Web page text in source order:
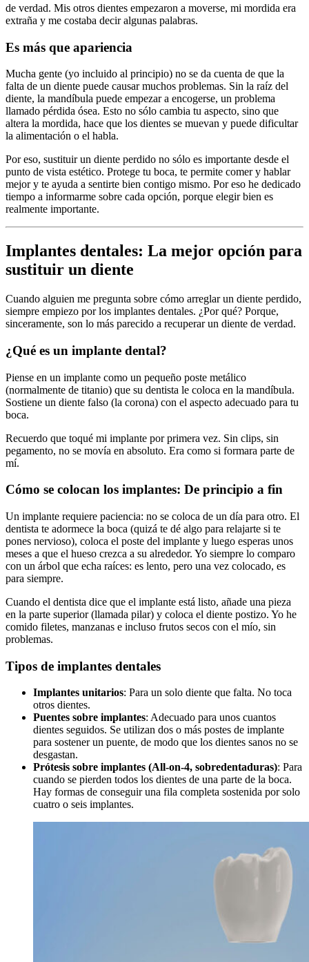
de verdad. Mis otros dientes empezaron a moverse, mi mordida era
extraña y me costaba decir algunas palabras.
Es más que apariencia
Mucha gente (yo incluido al principio) no se da cuenta de que la
falta de un diente puede causar muchos problemas. Sin la raíz del
diente, la mandíbula puede empezar a encogerse, un problema
llamado pérdida ósea. Esto no sólo cambia tu aspecto, sino que
altera la mordida, hace que los dientes se muevan y puede dificultar
la alimentación o el habla.
Por eso, sustituir un diente perdido no sólo es importante desde el
punto de vista estético. Protege tu boca, te permite comer y hablar
mejor y te ayuda a sentirte bien contigo mismo. Por eso he dedicado
tiempo a informarme sobre cada opción, porque elegir bien es
realmente importante.
Implantes dentales: La mejor opción para
sustituir un diente
Cuando alguien me pregunta sobre cómo arreglar un diente perdido,
siempre empiezo por los implantes dentales. ¿Por qué? Porque,
sinceramente, son lo más parecido a recuperar un diente de verdad.
¿Qué es un implante dental?
Piense en un implante como un pequeño poste metálico
(normalmente de titanio) que su dentista le coloca en la mandíbula.
Sostiene un diente falso (la corona) con el aspecto adecuado para tu
boca.
Recuerdo que toqué mi implante por primera vez. Sin clips, sin
pegamento, no se movía en absoluto. Era como si formara parte de
mí.
Cómo se colocan los implantes: De principio a fin
Un implante requiere paciencia: no se coloca de un día para otro. El
dentista te adormece la boca (quizá te dé algo para relajarte si te
pones nervioso), coloca el poste del implante y luego esperas unos
meses a que el hueso crezca a su alrededor. Yo siempre lo comparo
con un árbol que echa raíces: es lento, pero una vez colocado, es
para siempre.
Cuando el dentista dice que el implante está listo, añade una pieza
en la parte superior (llamada pilar) y coloca el diente postizo. Yo he
comido filetes, manzanas e incluso frutos secos con el mío, sin
problemas.
Tipos de implantes dentales
Implantes unitarios: Para un solo diente que falta. No toca
otros dientes.
Puentes sobre implantes: Adecuado para unos cuantos
dientes seguidos. Se utilizan dos o más postes de implante
para sostener un puente, de modo que los dientes sanos no se
desgastan.
Prótesis sobre implantes (All-on-4, sobredentaduras): Para
cuando se pierden todos los dientes de una parte de la boca.
Hay formas de conseguir una fila completa sostenida por solo
cuatro o seis implantes.